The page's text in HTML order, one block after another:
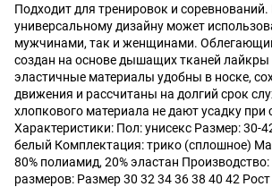
Подходит для тренировок и соревнований.
универсальному дизайну может
мужчинами, так и женщинами.
создан на основе дышащих тканей лайкры
эластичные материалы удобны в носке,
движения и рассчитаны на долгий срок
хлопкового материала не дают усадку при
Характеристики: Пол: унисекс Размер: 30-
белый Комплектация: трико (сплошное)
80% полиамид, 20% эластан
размеров: Размер 30 32 34 36 38 40 42